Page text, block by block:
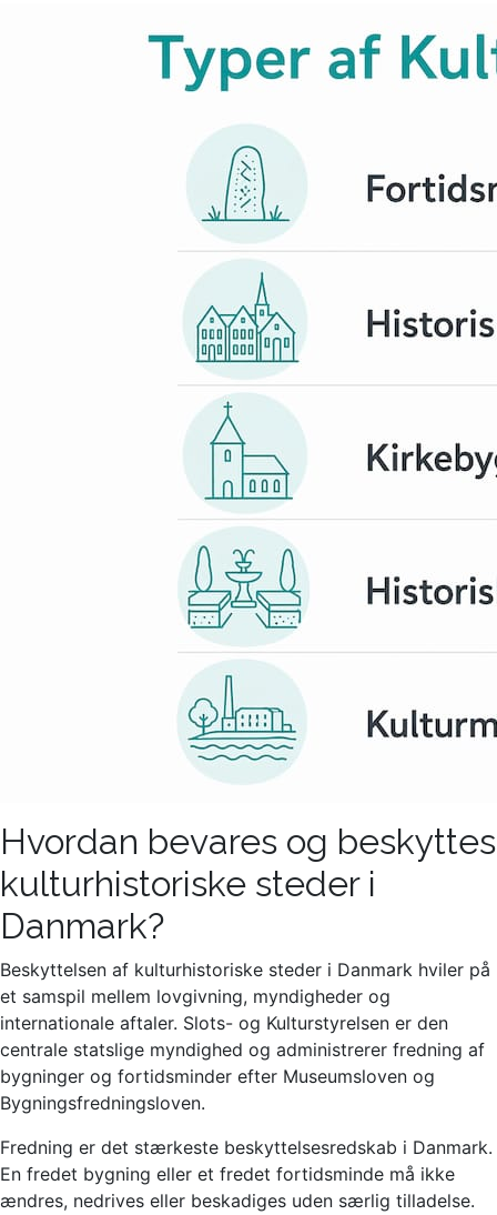
Hvordan bevares og beskyttes
kulturhistoriske steder i
Danmark?
Beskyttelsen af kulturhistoriske steder i Danmark hviler på
et samspil mellem lovgivning, myndigheder og
internationale aftaler. Slots- og Kulturstyrelsen er den
centrale statslige myndighed og administrerer fredning af
bygninger og fortidsminder efter Museumsloven og
Bygningsfredningsloven.
Fredning er det stærkeste beskyttelsesredskab i Danmark.
En fredet bygning eller et fredet fortidsminde må ikke
ændres, nedrives eller beskadiges uden særlig tilladelse.